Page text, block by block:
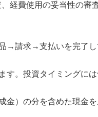
費使用の妥当性の審
請求→支払いを完了し
。投資タイミングには
）の分を含めた現金を